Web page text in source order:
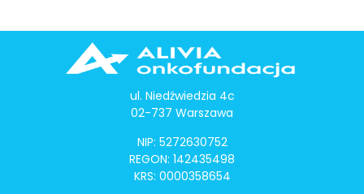
ul. Niedźwiedzia 4c
02-737 Warszawa
NIP: 5272630752
REGON: 142435498
KRS: 0000358654